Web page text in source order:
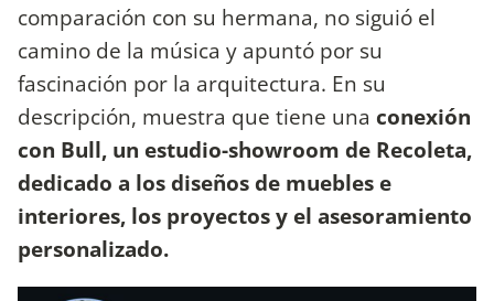
comparación con su hermana, no siguió el
camino de la música y apuntó por su
fascinación por la arquitectura. En su
descripción, muestra que tiene una conexión
con Bull, un estudio-showroom de Recoleta,
dedicado a los diseños de muebles e
interiores, los proyectos y el asesoramiento
personalizado.